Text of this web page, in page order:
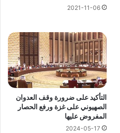
2021-11-06
التأكيد على ضرورة وقف العدوان
الصهيوني على غزة ورفع الحصار
المفروض عليها
2024-05-17